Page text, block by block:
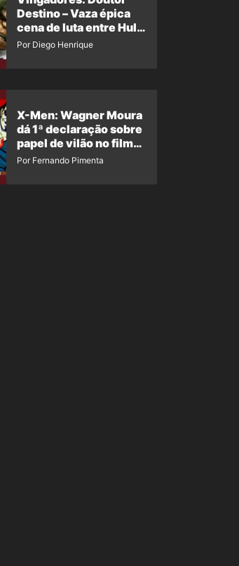
Destino – Vaza épica
cena de luta entre Hulk
e o Coisa
Por Diego Henrique
X-Men: Wagner Moura
dá 1ª declaração sobre
papel de vilão no filme
da Marvel
Por Fernando Pimenta